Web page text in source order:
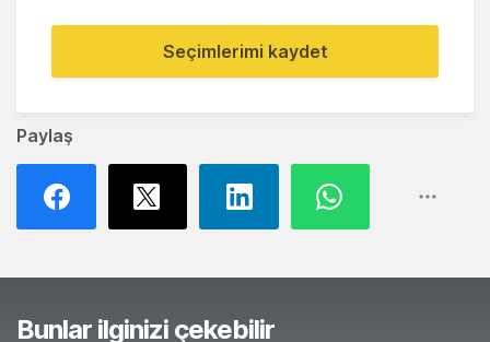
Paylaş
Seçimlerimi kaydet
Bunlar ilginizi çekebilir